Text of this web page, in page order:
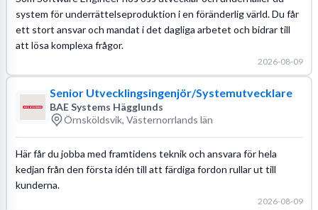
system för underrättelseproduktion i en föränderlig värld. Du får
ett stort ansvar och mandat i det dagliga arbetet och bidrar till
att lösa komplexa frågor.
2026-08-09
Senior Utvecklingsingenjör/Systemutvecklare
BAE Systems Hägglunds
Örnsköldsvik, Västernorrlands län
Här får du jobba med framtidens teknik och ansvara för hela
kedjan från den första idén till att färdiga fordon rullar ut till
kunderna.
2026-08-09